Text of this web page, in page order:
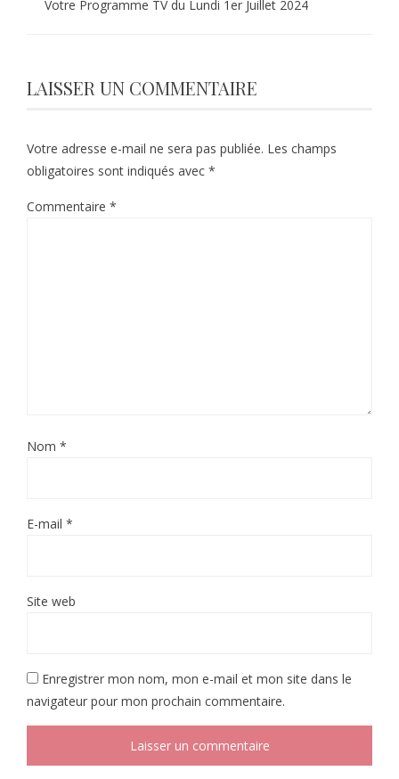
Votre Programme TV du Lundi 1er Juillet 2024
LAISSER UN COMMENTAIRE
Votre adresse e-mail ne sera pas publiée. Les champs
obligatoires sont indiqués avec *
Commentaire *
Nom *
E-mail *
Site web
Enregistrer mon nom, mon e-mail et mon site dans le
navigateur pour mon prochain commentaire.